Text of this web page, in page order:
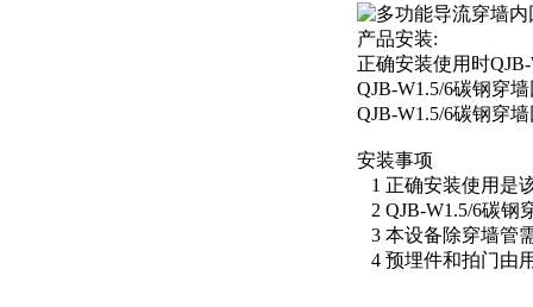
产品安装:
正确安装使用时
QJB-W1.5/6碳钢穿
QJB-W1.5/6碳钢穿
安装事项
1 正确安装使用是
2 QJB-W1.5/6碳钢
3 本设备除穿墙管
4 预埋件和拍门由